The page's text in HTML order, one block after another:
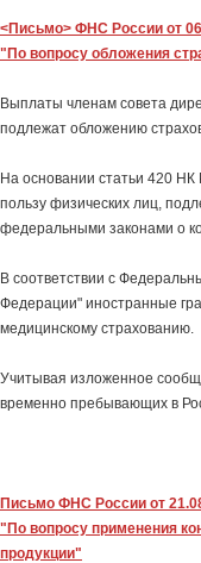
<Письмо> ФНС России от
"По вопросу обложения
Выплаты членам совета
подлежат обложению
На основании статьи 420
пользу физических лиц,
федеральными законами о
В соответствии с
Федерации" иностранные
медицинскому страхованию.
Учитывая изложенное
временно пребывающих в
Письмо ФНС России от
"По вопросу применения
продукции"